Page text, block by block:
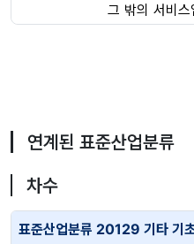
그 밖의 서비스
연계된 표준산업분류
차수
표준산업분류 20129 기타 기